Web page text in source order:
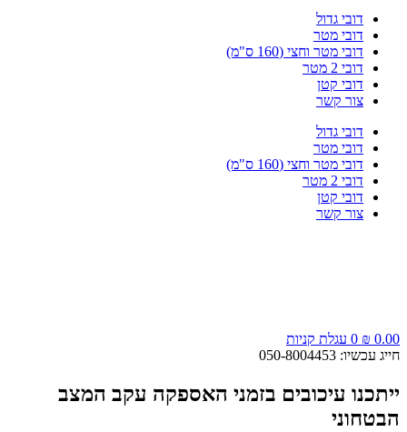
דובי גדול
דובי מטר
דובי מטר וחצי (160 ס"מ)
דובי 2 מטר
דובי קטן
צור קשר
דובי גדול
דובי מטר
דובי מטר וחצי (160 ס"מ)
דובי 2 מטר
דובי קטן
צור קשר
₪ 0.00
0 עגלת קניות
חייג עכשיו: 050-8004453
ייתכנו עיכובים בזמני האספקה עקב המצב
הבטחוני